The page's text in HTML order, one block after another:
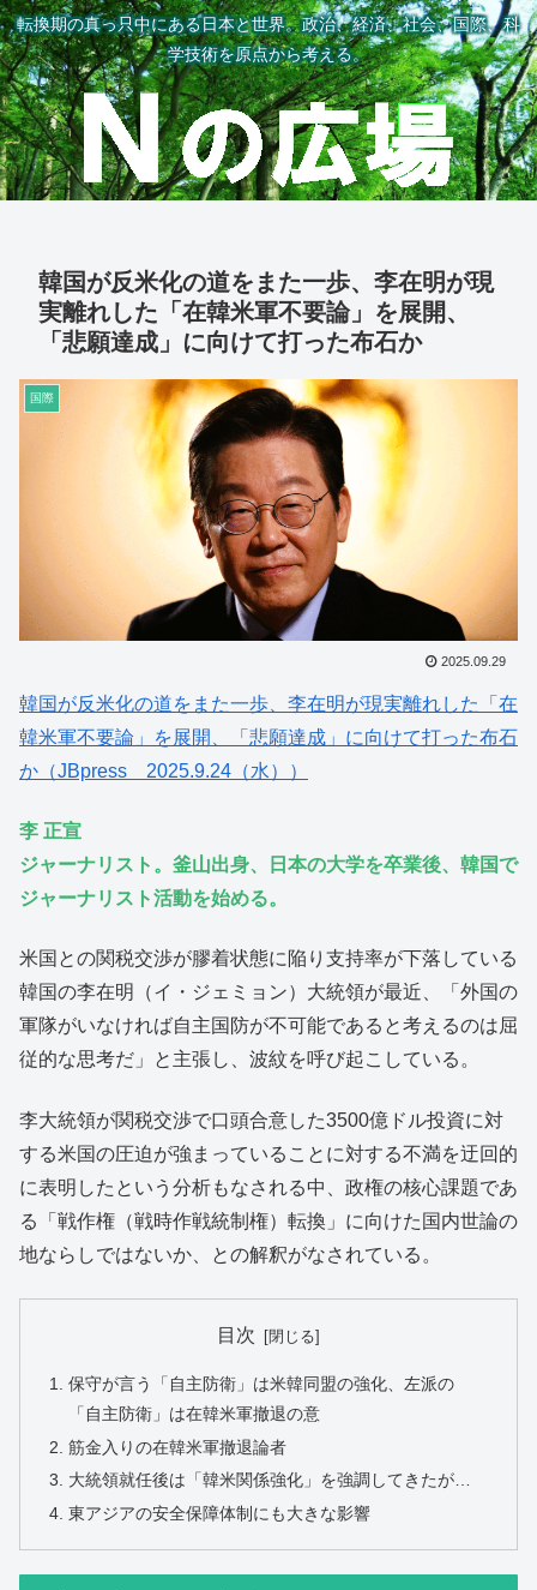
転換期の真っ只中にある日本と世界。政治、経済、社会、国際、科
学技術を原点から考える。
韓国が反米化の道をまた一歩、李在明が現
実離れした「在韓米軍不要論」を展開、
「悲願達成」に向けて打った布石か
国際
2025.09.29
韓国が反米化の道をまた一歩、李在明が現実離れした「在
韓米軍不要論」を展開、「悲願達成」に向けて打った布石
か（JBpress 2025.9.24（水））
李 正宣
ジャーナリスト。釜山出身、日本の大学を卒業後、韓国で
ジャーナリスト活動を始める。
米国との関税交渉が膠着状態に陥り支持率が下落している
韓国の李在明（イ・ジェミョン）大統領が最近、「外国の
軍隊がいなければ自主国防が不可能であると考えるのは屈
従的な思考だ」と主張し、波紋を呼び起こしている。
李大統領が関税交渉で口頭合意した3500億ドル投資に対
する米国の圧迫が強まっていることに対する不満を迂回的
に表明したという分析もなされる中、政権の核心課題であ
る「戦作権（戦時作戦統制権）転換」に向けた国内世論の
地ならしではないか、との解釈がなされている。
目次
保守が言う「自主防衛」は米韓同盟の強化、左派の
「自主防衛」は在韓米軍撤退の意
筋金入りの在韓米軍撤退論者
大統領就任後は「韓米関係強化」を強調してきたが…
東アジアの安全保障体制にも大きな影響